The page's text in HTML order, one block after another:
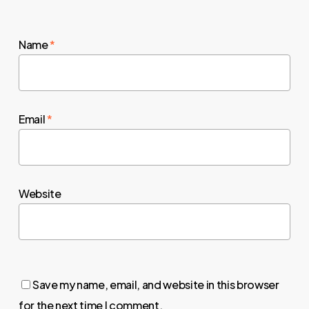
Name*
Email*
Website
Save my name, email, and website in this browser
for the next time I comment.